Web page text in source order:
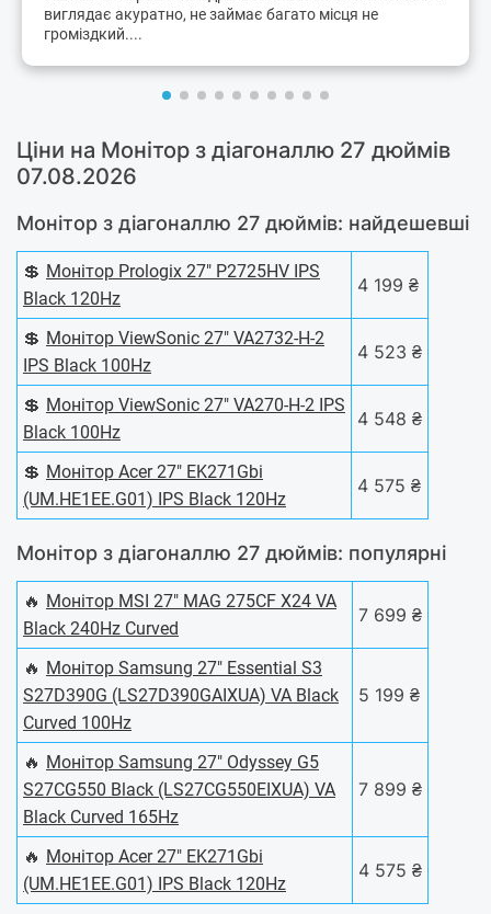
виглядає акуратно, не займає багато місця не
громіздкий....
Ціни на Монітор з діагоналлю 27 дюймів
07.08.2026
Монітор з діагоналлю 27 дюймів: найдешевші
💲 Монітор Prologix 27" P2725HV IPS
Black 120Hz
4 199 ₴
💲 Монітор ViewSonic 27" VA2732-H-2
IPS Black 100Hz
4 523 ₴
💲 Монітор ViewSonic 27" VA270-H-2 IPS
Black 100Hz
4 548 ₴
💲 Монітор Acer 27" EK271Gbi
(UM.HE1EE.G01) IPS Black 120Hz
4 575 ₴
Монітор з діагоналлю 27 дюймів: популярні
🔥 Монітор MSI 27" MAG 275CF X24 VA
Black 240Hz Curved
7 699 ₴
🔥 Монiтор Samsung 27" Essential S3
S27D390G (LS27D390GAIXUA) VA Black
Curved 100Hz
5 199 ₴
🔥 Монiтор Samsung 27" Odyssey G5
S27CG550 Black (LS27CG550EIXUA) VA
Black Curved 165Hz
7 899 ₴
🔥 Монітор Acer 27" EK271Gbi
(UM.HE1EE.G01) IPS Black 120Hz
4 575 ₴